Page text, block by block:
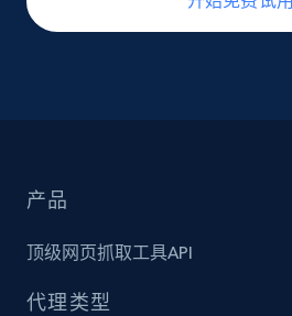
产品
顶级网页抓取工具API
代理类型